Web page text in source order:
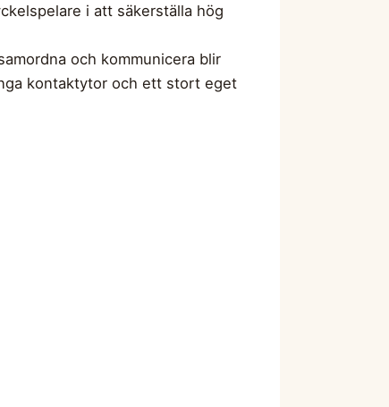
i att säkerställa hög
och kommunicera blir
kontaktytor och ett stort eget